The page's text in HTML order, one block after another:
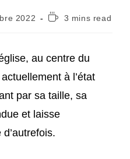
2022
Temps3 mins read
au centre du
à l’état
par sa taille, sa
et laisse